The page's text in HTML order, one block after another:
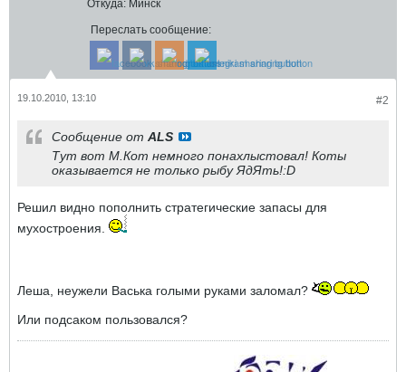
Откуда: Минск
Переслать сообщение:
#2
19.10.2010, 13:10
Сообщение от ALS
Тут вот М.Кот немного понахлыстовал! Коты
оказывается не только рыбу ЯдЯть!:D
Решил видно пополнить стратегические запасы для
мухостроения.
Леша, неужели Васька голыми руками заломал?
Или подсаком пользовался?